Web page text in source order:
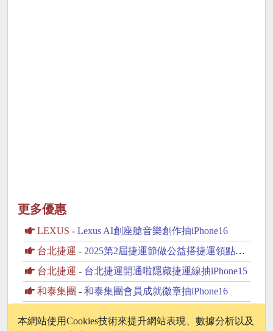
更多優惠
LEXUS - Lexus AI創座艙音樂創作抽iPhone16
台北捷運 - 2025第2屆捷運節做公益搭捷運領點換好禮抽沙發
台北捷運 - 台北捷運開通啦隱藏捷運線抽iPhone15
和泰集團 - 和泰集團會員成就徽章抽iPhone16
本網站使用Cookies技術來提升網站表現、數據分析以及